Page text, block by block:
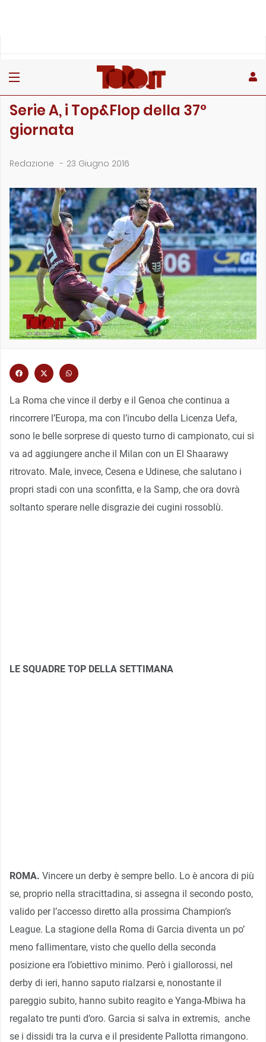
Serie A, i Top&Flop della 37°
giornata
Redazione - 23 Giugno 2016
La Roma che vince il derby e il Genoa che continua a
rincorrere l’Europa, ma con l’incubo della Licenza Uefa,
sono le belle sorprese di questo turno di campionato, cui si
va ad aggiungere anche il Milan con un El Shaarawy
ritrovato. Male, invece, Cesena e Udinese, che salutano i
propri stadi con una sconfitta, e la Samp, che ora dovrà
soltanto sperare nelle disgrazie dei cugini rossoblù.
LE SQUADRE TOP DELLA SETTIMANA
ROMA. Vincere un derby è sempre bello. Lo è ancora di più
se, proprio nella stracittadina, si assegna il secondo posto,
valido per l’accesso diretto alla prossima Champion’s
League. La stagione della Roma di Garcia diventa un po’
meno fallimentare, visto che quello della seconda
posizione era l’obiettivo minimo. Però i giallorossi, nel
derby di ieri, hanno saputo rialzarsi e, nonostante il
pareggio subito, hanno subito reagito e Yanga-Mbiwa ha
regalato tre punti d’oro. Garcia si salva in extremis, anche
se i dissidi tra la curva e il presidente Pallotta rimangono.